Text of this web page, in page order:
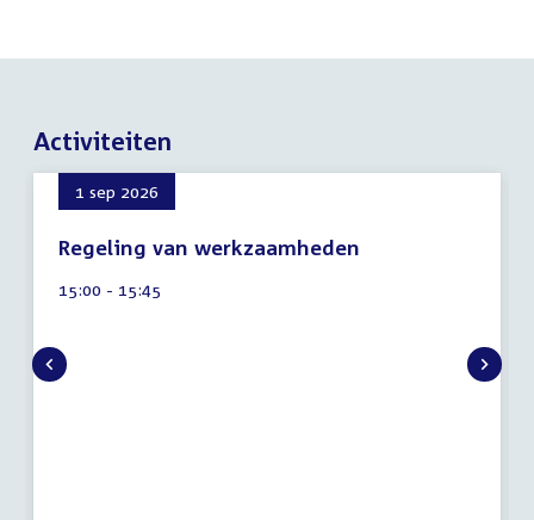
Activiteiten
1 sep 2026
Regeling van werkzaamheden
augustus
Tijd
15:00 - 15:45